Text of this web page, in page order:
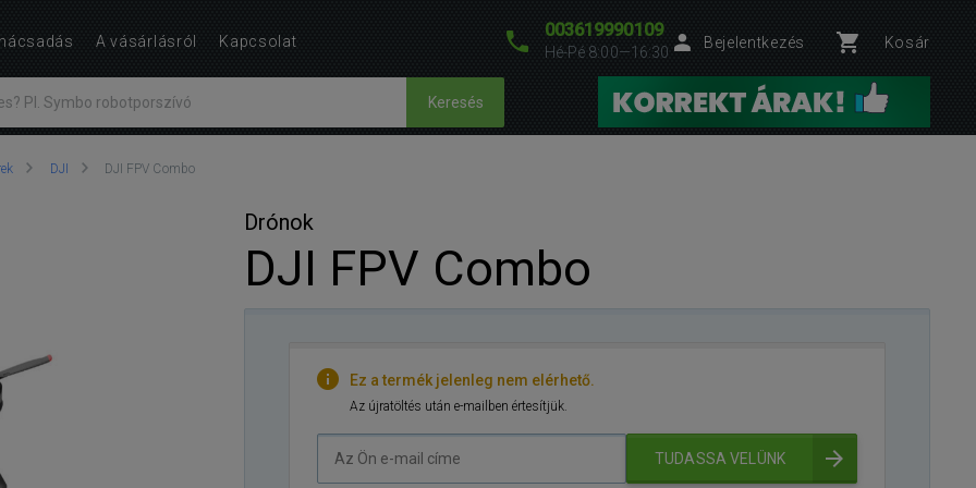
003619990109
Hé-Pé 8:00—16:30
Bejelentkezés Kosár
Keresés
DJI DJI FPV Combo
Drónok
DJI FPV Combo
Ez a termék jelenleg nem elérhető.
Az újratöltés után e-mailben értesítjük.
TUDASSA VELÜNK
A vásárlásról Kapcsolat